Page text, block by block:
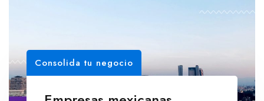
Consolida tu negocio